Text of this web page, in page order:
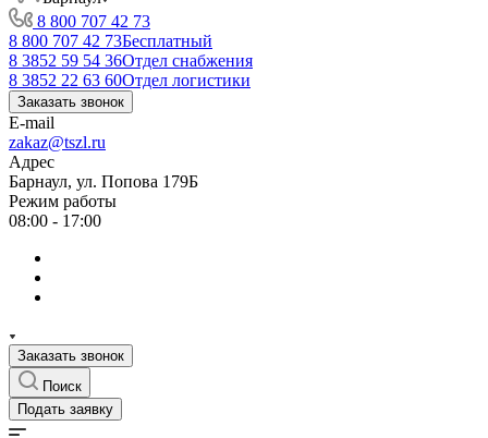
8 800 707 42 73
8 800 707 42 73Бесплатный
8 3852 59 54 36Отдел снабжения
8 3852 22 63 60Отдел логистики
Заказать звонок
E-mail
zakaz@tszl.ru
Адрес
Барнаул, ул. Попова 179Б
Режим работы
08:00 - 17:00
Заказать звонок
Поиск
Подать заявку